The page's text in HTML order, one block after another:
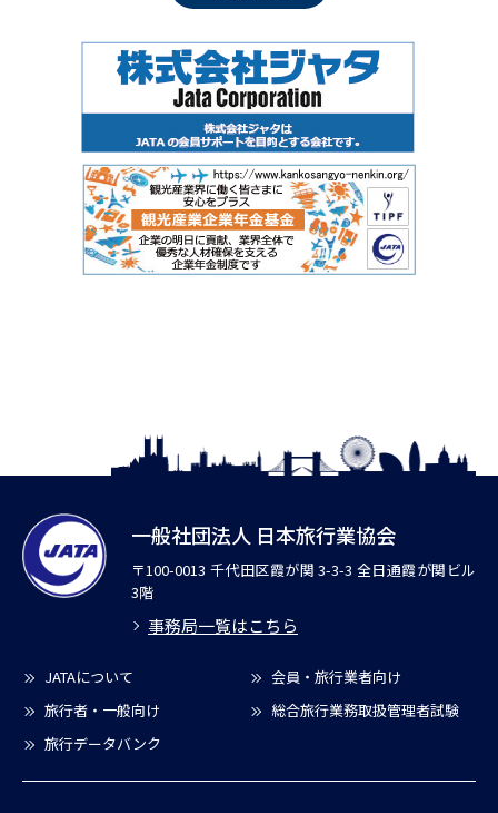
一般社団法人 日本旅行業協会
〒100-0013 千代田区霞が関 3-3-3 全日通霞が関ビル
3階
事務局一覧はこちら
JATAについて
会員・旅行業者向け
旅行者・一般向け
総合旅行業務取扱管理者試験
旅行データバンク